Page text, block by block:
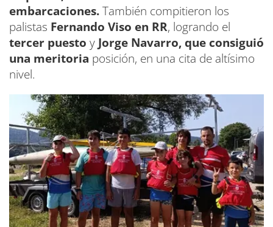
embarcaciones.También compitieron los
palistas Fernando Viso en RR, logrando el
tercer puesto y Jorge Navarro, que consiguió
una meritoria posición, en una cita de altísimo
nivel.